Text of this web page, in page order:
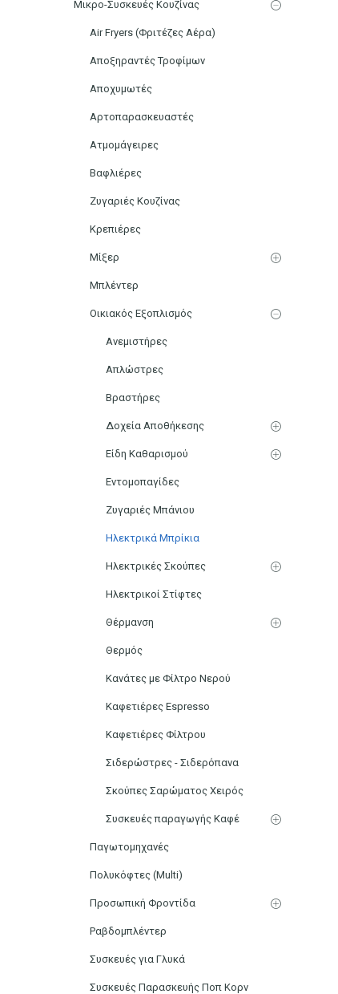
Μικρο-Συσκευές Κουζίνας
Air Fryers (Φριτέζες Αέρα)
Αποξηραντές Τροφίμων
Αποχυμωτές
Αρτοπαρασκευαστές
Ατμομάγειρες
Βαφλιέρες
Ζυγαριές Κουζίνας
Κρεπιέρες
Μίξερ
Μπλέντερ
Οικιακός Εξοπλισμός
Ανεμιστήρες
Απλώστρες
Βραστήρες
Δοχεία Αποθήκεσης
Είδη Καθαρισμού
Εντομοπαγίδες
Ζυγαριές Μπάνιου
Ηλεκτρικά Μπρίκια
Ηλεκτρικές Σκούπες
Ηλεκτρικοί Στίφτες
Θέρμανση
Θερμός
Κανάτες με Φίλτρο Νερού
Καφετιέρες Espresso
Καφετιέρες Φίλτρου
Σιδερώστρες - Σιδερόπανα
Σκούπες Σαρώματος Χειρός
Συσκευές παραγωγής Καφέ
Παγωτομηχανές
Πολυκόφτες (Multi)
Προσωπική Φροντίδα
Ραβδομπλέντερ
Συσκευές για Γλυκά
Συσκευές Παρασκευής Ποπ Κορν